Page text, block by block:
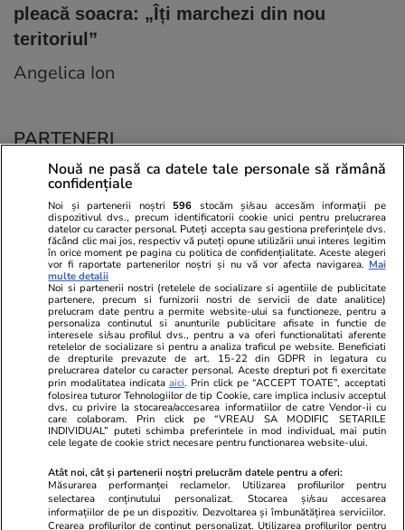
pleacă soacra: „Îți marchezi din nou
teritoriul”
Angelica Ion
PARTENERI
Viva.ro
"Nici acum nu îi știu bine. Nu îi știu familia".
A tăcut luni întregi, dar acum Gina Matache a
spus adevărul despre relația cu ginerele ei,
Radu Siffr...
Unica.ro
Nu și ei! S-au
căsnicie! Cei doi
secret. Nimeni
motiv al
© 2026 Ringier Romania. Toate drepturile rezervate
Nouă ne pasă ca datele tale personale să rămână
confidențiale
Noi și partenerii noștri 596 stocăm și/sau accesăm informații pe
dispozitivul dvs., precum identificatorii cookie unici pentru prelucrarea
datelor cu caracter personal. Puteți accepta sau gestiona preferințele dvs.
făcând clic mai jos, respectiv vă puteți opune utilizării unui interes legitim
în orice moment pe pagina cu politica de confidențialitate. Aceste alegeri
vor fi raportate partenerilor noștri și nu vă vor afecta navigarea. Mai
multe detalii
Noi si partenerii nostri (retelele de socializare si agentiile de publicitate
partenere, precum si furnizorii nostri de servicii de date analitice)
prelucram date pentru a permite website-ului sa functioneze, pentru a
personaliza continutul si anunturile publicitare afisate in functie de
interesele si/sau profilul dvs., pentru a va oferi functionalitati aferente
retelelor de socializare si pentru a analiza traficul pe website. Beneficiati
de drepturile prevazute de art. 15-22 din GDPR in legatura cu
prelucrarea datelor cu caracter personal. Aceste drepturi pot fi exercitate
prin modalitatea indicataaici. Prin click pe “ACCEPT TOATE”, acceptati
folosirea tuturor Tehnologiilor de tip Cookie, care implica inclusiv acceptul
dvs. cu privire la stocarea/accesarea informatiilor de catre Vendor-ii cu
care colaboram. Prin click pe “VREAU SA MODIFIC SETARILE
INDIVIDUAL” puteti schimba preferintele in mod individual, mai putin
cele legate de cookie strict necesare pentru functionarea website-ului.
Atât noi, cât și partenerii noștri prelucrăm datele pentru a oferi:
Măsurarea performanței reclamelor. Utilizarea profilurilor pentru
selectarea conținutului personalizat. Stocarea și/sau accesarea
informațiilor de pe un dispozitiv. Dezvoltarea și îmbunătățirea serviciilor.
Crearea profilurilor de conținut personalizat. Utilizarea profilurilor pentru